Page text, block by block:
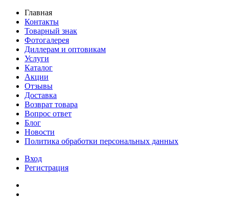
Главная
Контакты
Товарный знак
Фотогалерея
Диллерам и оптовикам
Услуги
Каталог
Акции
Отзывы
Доставка
Возврат товара
Вопрос ответ
Блог
Новости
Политика обработки персональных данных
Вход
Регистрация